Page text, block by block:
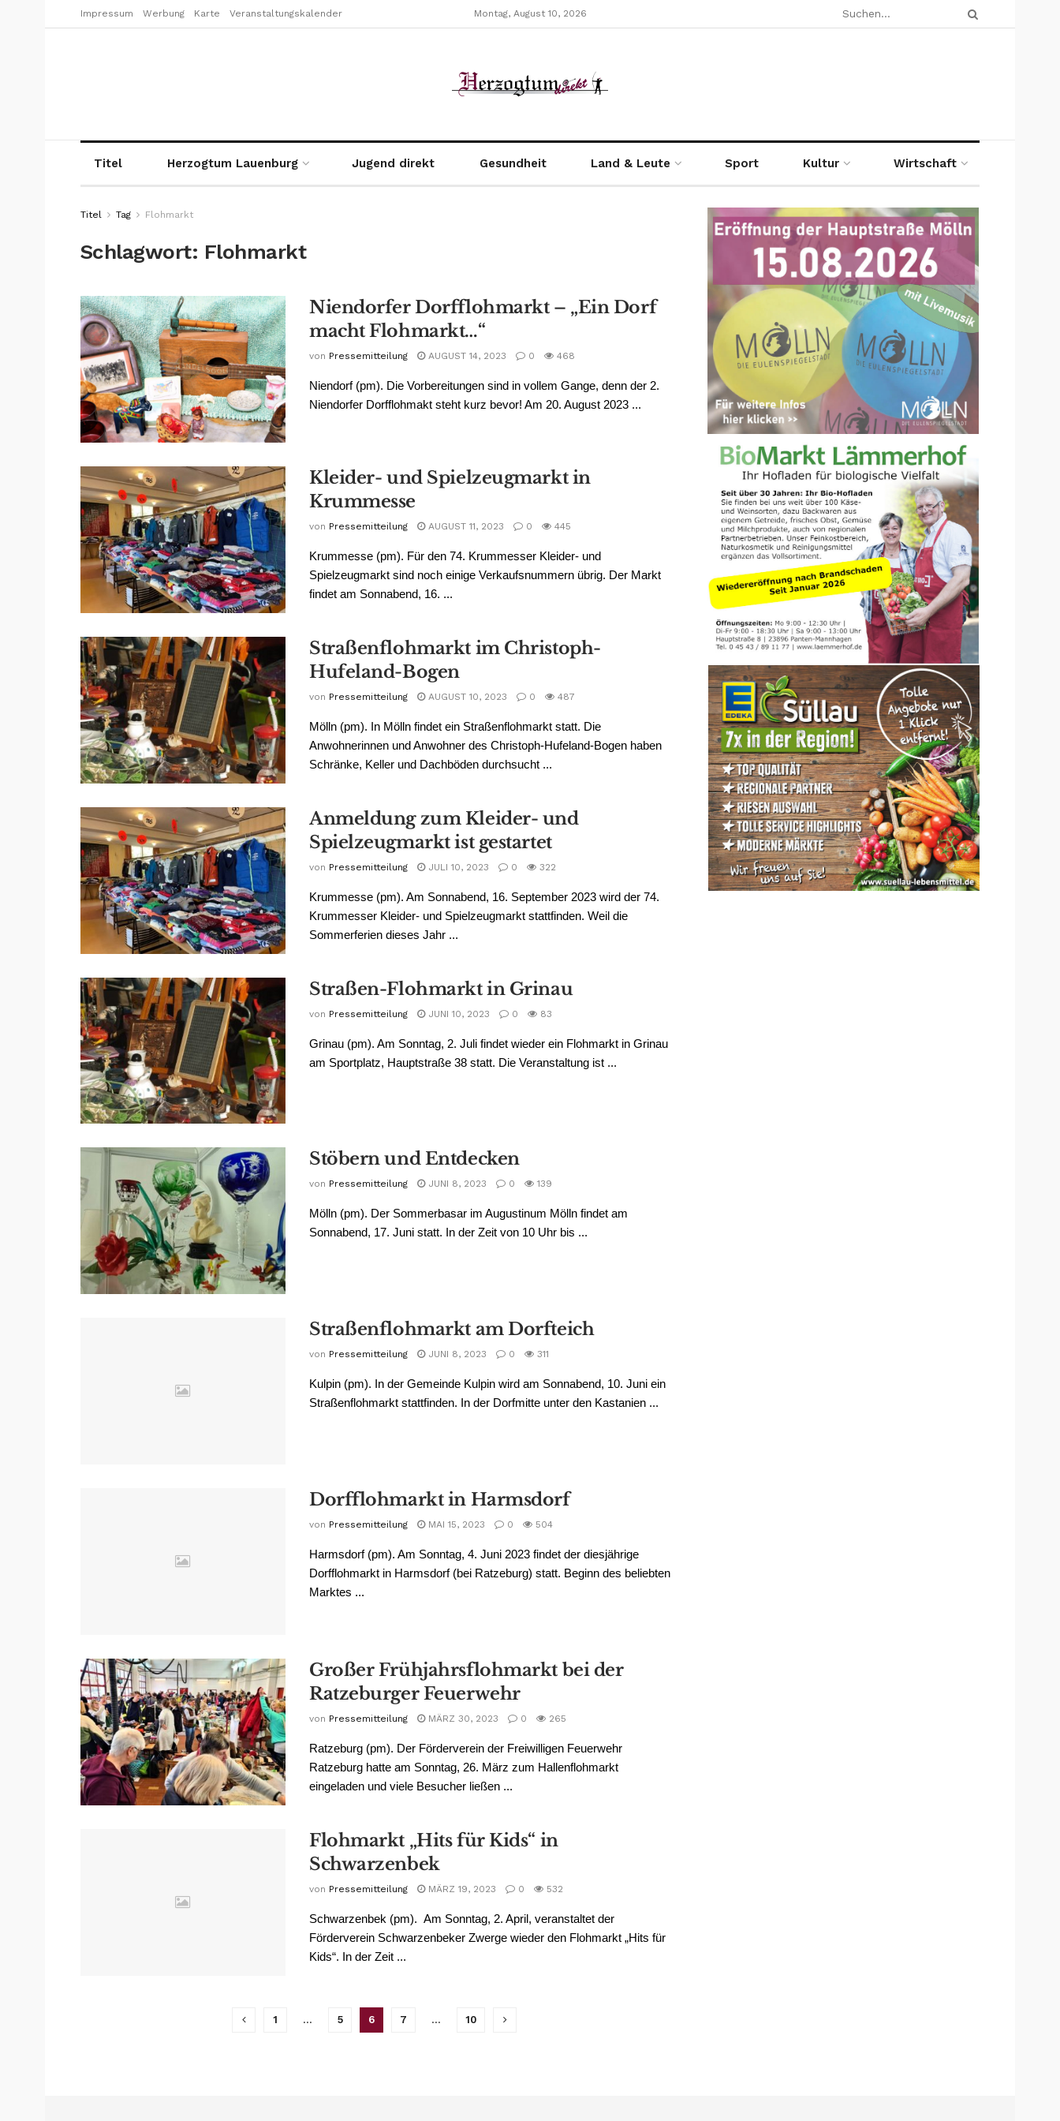
Impressum Werbung Karte Veranstaltungskalender Montag, August 10, 2026
Titel Herzogtum Lauenburg Jugend direkt Gesundheit Land & Leute Sport Kultur Wirtschaft
Titel Tag Flohmarkt
Schlagwort: Flohmarkt
Niendorfer Dorfflohmarkt – „Ein Dorf
macht Flohmarkt…“
von Pressemitteilung AUGUST 14, 2023 0 468
Niendorf (pm). Die Vorbereitungen sind in vollem Gange, denn der 2.
Niendorfer Dorfflohmakt steht kurz bevor! Am 20. August 2023 ...
Kleider- und Spielzeugmarkt in
Krummesse
von Pressemitteilung AUGUST 11, 2023 0 445
Krummesse (pm). Für den 74. Krummesser Kleider- und
Spielzeugmarkt sind noch einige Verkaufsnummern übrig. Der Markt
findet am Sonnabend, 16. ...
Straßenflohmarkt im Christoph-
Hufeland-Bogen
von Pressemitteilung AUGUST 10, 2023 0 487
Mölln (pm). In Mölln findet ein Straßenflohmarkt statt. Die
Anwohnerinnen und Anwohner des Christoph-Hufeland-Bogen haben
Schränke, Keller und Dachböden durchsucht ...
Anmeldung zum Kleider- und
Spielzeugmarkt ist gestartet
von Pressemitteilung JULI 10, 2023 0 322
Krummesse (pm). Am Sonnabend, 16. September 2023 wird der 74.
Krummesser Kleider- und Spielzeugmarkt stattfinden. Weil die
Sommerferien dieses Jahr ...
Straßen-Flohmarkt in Grinau
von Pressemitteilung JUNI 10, 2023 0 83
Grinau (pm). Am Sonntag, 2. Juli findet wieder ein Flohmarkt in Grinau
am Sportplatz, Hauptstraße 38 statt. Die Veranstaltung ist ...
Stöbern und Entdecken
von Pressemitteilung JUNI 8, 2023 0 139
Mölln (pm). Der Sommerbasar im Augustinum Mölln findet am
Sonnabend, 17. Juni statt. In der Zeit von 10 Uhr bis ...
Straßenflohmarkt am Dorfteich
von Pressemitteilung JUNI 8, 2023 0 311
Kulpin (pm). In der Gemeinde Kulpin wird am Sonnabend, 10. Juni ein
Straßenflohmarkt stattfinden. In der Dorfmitte unter den Kastanien ...
Dorfflohmarkt in Harmsdorf
von Pressemitteilung MAI 15, 2023 0 504
Harmsdorf (pm). Am Sonntag, 4. Juni 2023 findet der diesjährige
Dorfflohmarkt in Harmsdorf (bei Ratzeburg) statt. Beginn des beliebten
Marktes ...
Großer Frühjahrsflohmarkt bei der
Ratzeburger Feuerwehr
von Pressemitteilung MÄRZ 30, 2023 0 265
Ratzeburg (pm). Der Förderverein der Freiwilligen Feuerwehr
Ratzeburg hatte am Sonntag, 26. März zum Hallenflohmarkt
eingeladen und viele Besucher ließen ...
Flohmarkt „Hits für Kids“ in
Schwarzenbek
von Pressemitteilung MÄRZ 19, 2023 0 532
Schwarzenbek (pm). Am Sonntag, 2. April, veranstaltet der
Förderverein Schwarzenbeker Zwerge wieder den Flohmarkt „Hits für
Kids“. In der Zeit ...
1 … 5 6 7 … 10